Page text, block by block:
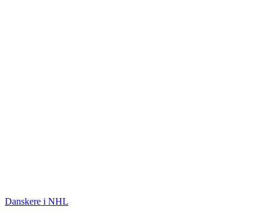
Danskere i NHL